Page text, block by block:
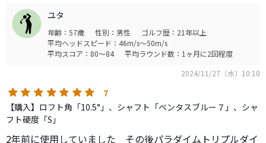
ユタ
年齢：57歳 性別：男性
ゴルフ歴：21年以上
平均ヘッドスピード：46m/s～50m/s
平均スコア：80～84
平均ラウンド数：1ヶ月に2回程度
2024/11/27（水）10:10
7
【購入】ロフト角「10.5°」、シャフト「ベンタスブルー７」、シャ
フト硬度「S」
2年前に使用していました その後パラダイムトリプルダイ